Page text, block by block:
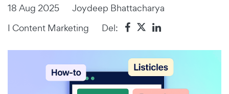
18 Aug 2025
Joydeep Bhattacharya
I Content Marketing Del: